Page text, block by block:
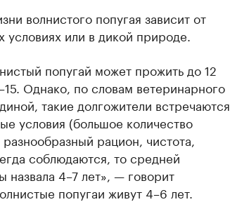
волнистого попугая зависит от
или в дикой природе.
попугай может прожить до 12
Однако, по словам ветеринарного
такие долгожители встречаются
условия (большое количество
рацион, чистота,
соблюдаются, то средней
назвала 4–7 лет», — говорит
попугаи живут 4–6 лет.